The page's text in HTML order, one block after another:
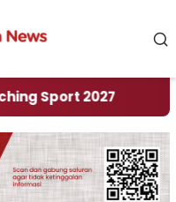
Sport 2027